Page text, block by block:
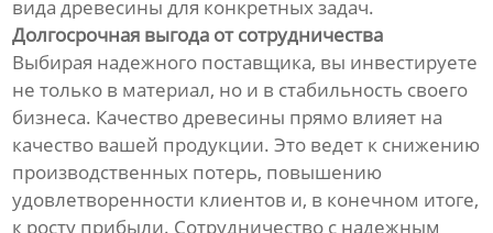
вида древесины для конкретных задач.
Долгосрочная выгода от сотрудничества
Выбирая надежного поставщика, вы инвестируете
не только в материал, но и в стабильность своего
бизнеса. Качество древесины прямо влияет на
качество вашей продукции. Это ведет к снижению
производственных потерь, повышению
удовлетворенности клиентов и, в конечном итоге,
к росту прибыли. Сотрудничество с надежным